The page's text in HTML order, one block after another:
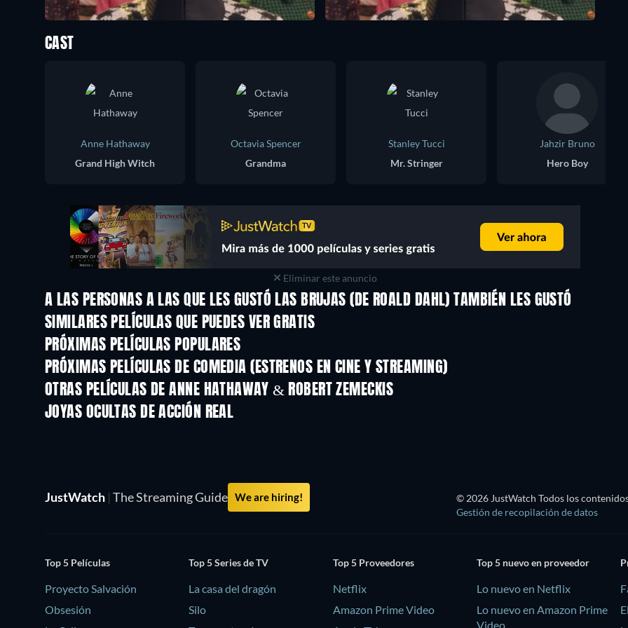
CAST
Anne Hathaway
Grand High Witch
Octavia Spencer
Grandma
Stanley Tucci
Mr. Stringer
Jahzir Bruno
Hero Boy
Eliminar este anuncio
A LAS PERSONAS A LAS QUE LES GUSTÓ LAS BRUJAS (DE ROALD DAHL) TAMBIÉN LES GUSTÓ
SIMILARES PELÍCULAS QUE PUEDES VER GRATIS
PRÓXIMAS PELÍCULAS POPULARES
PRÓXIMAS PELÍCULAS DE COMEDIA (ESTRENOS EN CINE Y STREAMING)
OTRAS PELÍCULAS DE ANNE HATHAWAY & ROBERT ZEMECKIS
JOYAS OCULTAS DE ACCIÓN REAL
JustWatch | The Streaming Guide We are hiring! © 2026 JustWatch Todos los
Gestión de recopilación de datos
Top 5 Películas
Proyecto Salvación
Obsesión
Top 5 Series de TV
La casa del dragón
Silo
Top 5 Proveedores
Netflix
Amazon Prime Video
Top 5 nuevo en proveedor
Lo nuevo en Netflix
Lo nuevo en Amazon Prime
Video